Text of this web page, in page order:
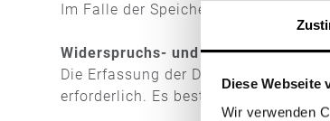
Diese Webseite
Wir verwenden
Im Falle der Speicherung der Daten
Widerspruchs- und
Die Erfassung der Daten zur
erforderlich. Es besteht folglich